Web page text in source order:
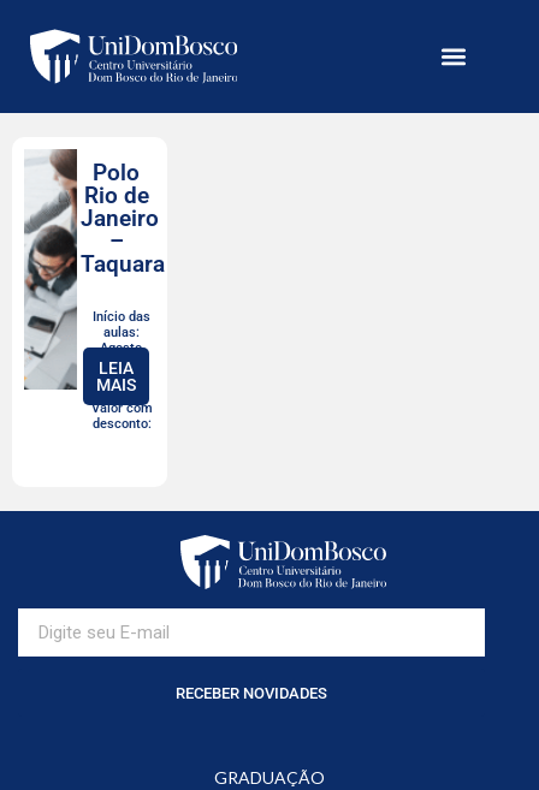
Polo
Rio de
Janeiro
–
Taquara
Início das
aulas:
Agosto,
2026
Valor com
desconto:
LEIA
MAIS
RECEBER NOVIDADES
GRADUAÇÃO